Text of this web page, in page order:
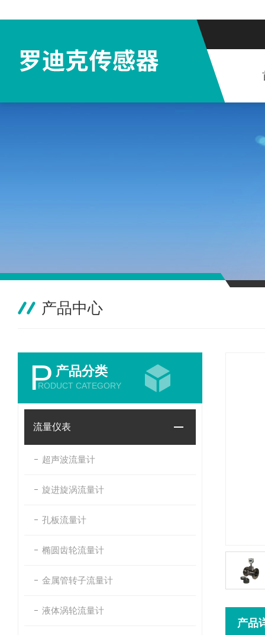
产品中心
P 产品分类
RODUCT CATEGORY
流量仪表
超声波流量计
旋进旋涡流量计
孔板流量计
椭圆齿轮流量计
金属管转子流量计
液体涡轮流量计
产品